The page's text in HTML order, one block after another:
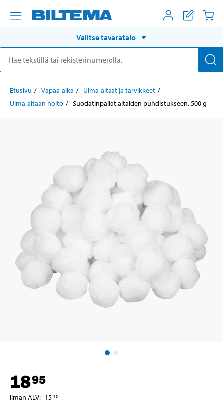
Valitse tavaratalo
Etusivu Vapaa-aika
Uima-altaat ja tarvikkeet
Uima-altaan hoito
Suodatinpallot altaiden puhdistukseen, 500 g
1895
Ilman ALV: 15 10